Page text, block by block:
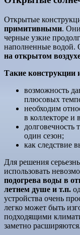
Открытые
примитивными.
черные узкие
наполненные водой.
на открытом
Такие конструкции
возможность
плюсовых
необходим
в коллекторе и
долговечность
один сезон;
как следствие
Для решения
использовать
подогрева воды в
летнем душе и т.п.
устройства очень
легко может быть
подходящими
заметно расширяются.